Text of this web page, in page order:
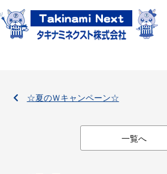
☆夏のＷキャンペーン☆
一覧へ